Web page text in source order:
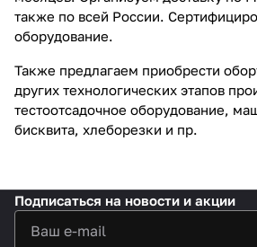
также по всей России.
оборудование.
Также предлагаем приобрести
других технологических этапов
тестоотсадочное оборудование,
бисквита, хлеборезки и пр.
Подписаться на новости и акции